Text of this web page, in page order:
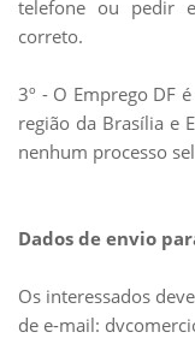
telefone ou pedir
correto.
3º - O Emprego DF
região da Brasília e
nenhum processo
Dados de envio
Os interessados
de e-mail: